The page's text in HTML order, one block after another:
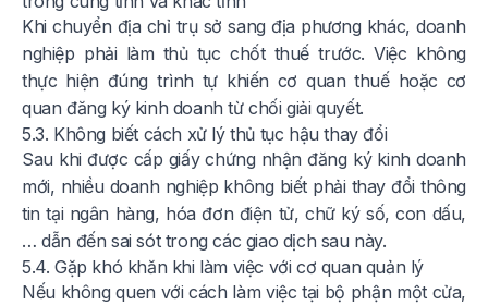
Khi chuyển địa chỉ trụ sở sang địa phương khác, doanh
nghiệp phải làm thủ tục chốt thuế trước. Việc không
thực hiện đúng trình tự khiến cơ quan thuế hoặc cơ
quan đăng ký kinh doanh từ chối giải quyết.
5.3. Không biết cách xử lý thủ tục hậu thay đổi
Sau khi được cấp giấy chứng nhận đăng ký kinh doanh
mới, nhiều doanh nghiệp không biết phải thay đổi thông
tin tại ngân hàng, hóa đơn điện tử, chữ ký số, con dấu,
… dẫn đến sai sót trong các giao dịch sau này.
5.4. Gặp khó khăn khi làm việc với cơ quan quản lý
Nếu không quen với cách làm việc tại bộ phận một cửa,